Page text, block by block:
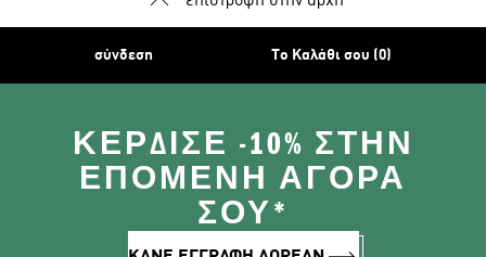
σύνδεση Το Καλάθι σου (0)
ΚΈΡΔΙΣΕ -10% ΣΤΗΝ
ΕΠΌΜΕΝΗ ΑΓΟΡΆ
ΣΟΥ*